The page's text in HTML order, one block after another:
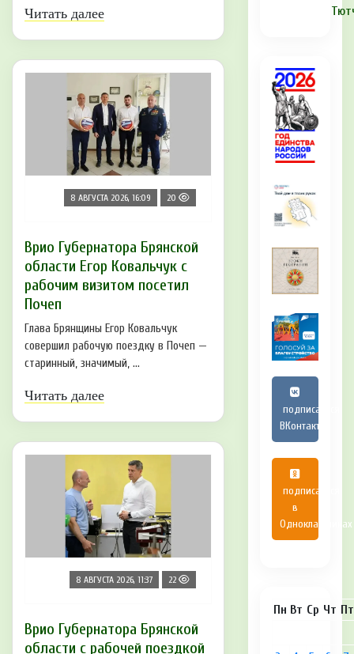
Читать далее
8 АВГУСТА 2026, 16:09 20
Врио Губернатора Брянской
области Егор Ковальчук с
рабочим визитом посетил
Почеп
Глава Брянщины Егор Ковальчук
совершил рабочую поездку в Почеп —
старинный, значимый, ...
Читать далее
8 АВГУСТА 2026, 11:37 22
Врио Губернатора Брянской
области с рабочей поездкой
подписаться
ВКонтакте
подписаться
в
Одноклассниках
Пн Вт Ср Чт Пт